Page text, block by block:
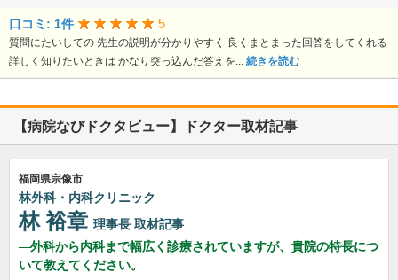
口コミ: 1件 5
質問にたいしての 先生の説明が分かりやすく 良くまとまった回答をしてくれる
詳しく知りたいときは かなり突っ込んだ答えを... 続きを読む
【病院なびドクタビュー】ドクター取材記事
福岡県宗像市
林外科・内科クリニック
林 裕章 理事長 取材記事
外科から内科まで幅広く診療されていますが、貴院の特長につ
いて教えてください。